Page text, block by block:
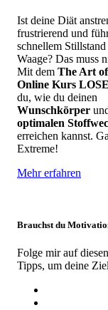
Ist deine Diät
frustrierend und
schnellem
Waage? Das muss
Mit dem The Art
Online Kurs
du, wie du deinen
Wunschkörper
optimalen
erreichen kannst.
Extreme!
Mehr erfahren
Brauchst du
Folge mir auf
Tipps, um deine